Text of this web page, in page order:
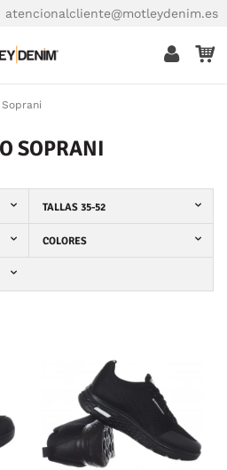
atencionalcliente@motleydenim.es
SOPRANI
TALLAS 35-52
COLORES